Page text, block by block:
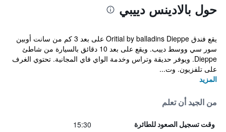
حول بالادينس دييبي
يقع فندق Oritial by balladins Dieppe على بعد 3 كم من سانت أوبين
سور سي ووسط دييب. ويقع على بعد 10 دقائق بالسيارة من شاطئ
Dieppe. ويوفر حديقة وتراس وخدمة الواي فاي المجانية. تحتوي الغرف
على تلفزيون. وت...
المزيد
من الجيد أن تعلم
وقت تسجيل الصعود للطائرة 15:30